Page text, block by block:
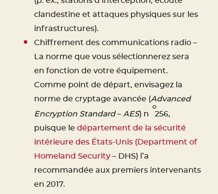
clandestine et attaques physiques sur les
infrastructures).
Chiffrement des communications radio –
La norme que vous sélectionnerez sera
en fonction de votre équipement.
Comme point de départ, envisagez la
norme de cryptage avancée (Advanced
Encryption Standard– AES) n
o
256,
puisque le département de la sécurité
intérieure des États-Unis (Department of
Homeland Security – DHS) l’a
recommandée aux premiers intervenants
en 2017.